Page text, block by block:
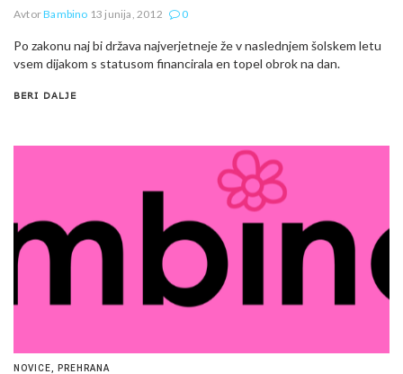
AvtorBambino 13 junija, 2012 0
Po zakonu naj bi država najverjetneje že v naslednjem šolskem letu
vsem dijakom s statusom financirala en topel obrok na dan.
BERI DALJE
NOVICE PREHRANA